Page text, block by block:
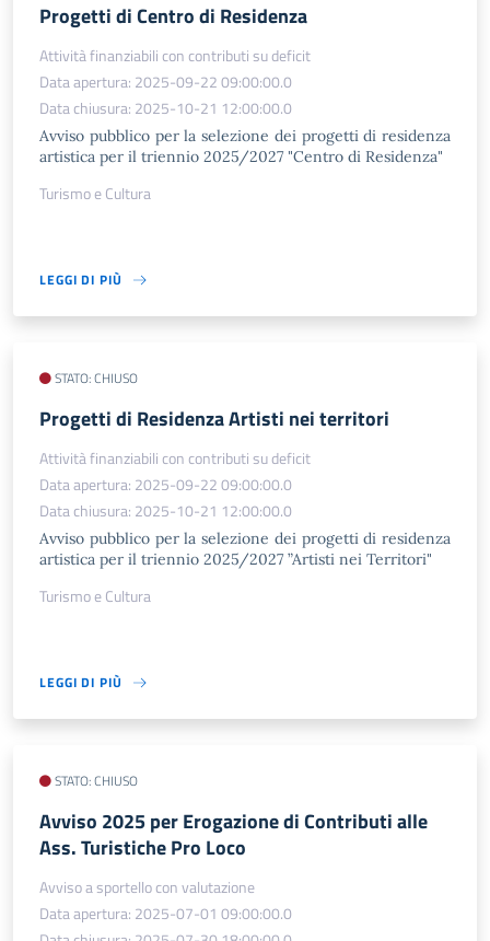
Progetti di Centro di Residenza
Attività finanziabili con contributi su deficit
Data apertura: 2025-09-22 09:00:00.0
Data chiusura: 2025-10-21 12:00:00.0
Avviso pubblico per la selezione dei progetti di residenza
artistica per il triennio 2025/2027 "Centro di Residenza"
Turismo e Cultura
LEGGI DI PIÙ
STATO: CHIUSO
Progetti di Residenza Artisti nei territori
Attività finanziabili con contributi su deficit
Data apertura: 2025-09-22 09:00:00.0
Data chiusura: 2025-10-21 12:00:00.0
Avviso pubblico per la selezione dei progetti di residenza
artistica per il triennio 2025/2027 ”Artisti nei Territori"
Turismo e Cultura
LEGGI DI PIÙ
STATO: CHIUSO
Avviso 2025 per Erogazione di Contributi alle
Ass. Turistiche Pro Loco
Avviso a sportello con valutazione
Data apertura: 2025-07-01 09:00:00.0